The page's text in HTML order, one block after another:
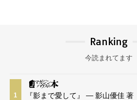
Ranking
今読まれてます
1 『影まで愛して』 — 影山優佳 著